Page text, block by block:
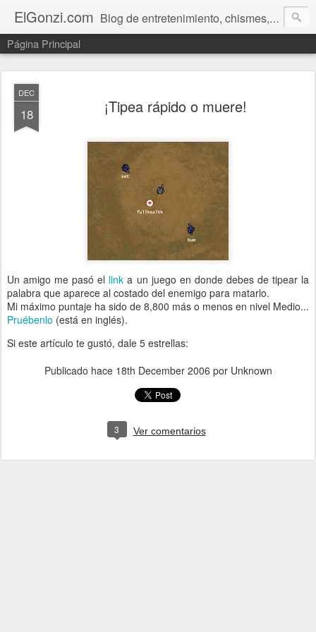
ElGonzi.com Blog de entretenimiento, chismes, humor, farándula, curiosidades, ovnis, noticias calientes, fotos, videos, paranormal y ¡más!
Página Principal
DEC
18 ¡Tipea rápido o muere!
Un amigo me pasó el linka un juego en donde debes de tipear la
palabra que aparece al costado del enemigo para matarlo.
Mi máximo puntaje ha sido de 8,800 más o menos en nivel Medio...
Pruébenlo (está en inglés).
Si este artículo te gustó, dale 5 estrellas:
Publicado hace 18th December 2006 por Unknown
3 Ver comentarios